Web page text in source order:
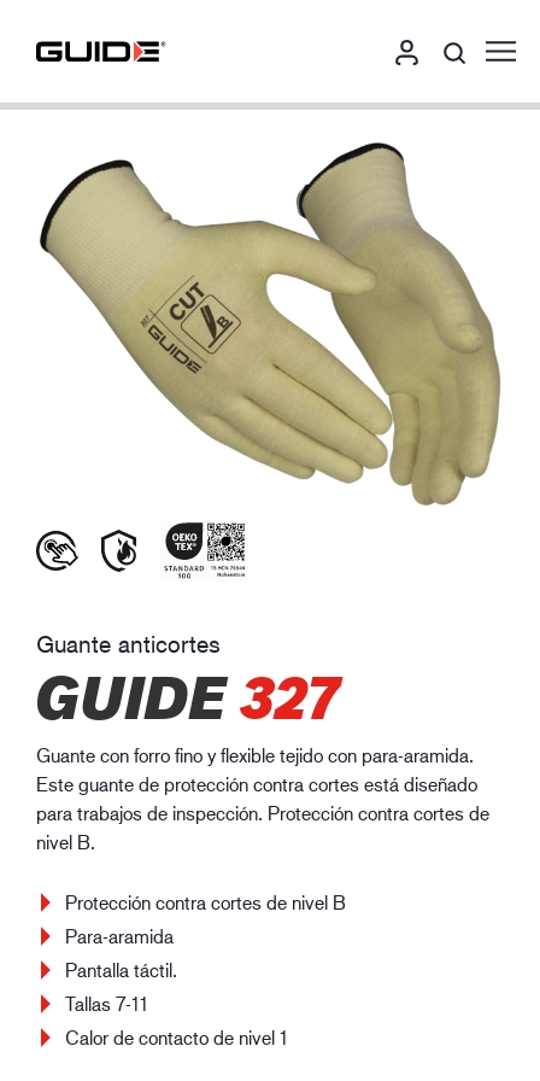
Guante anticortes
GUIDE327
Guante con forro fino y flexible tejido con para-aramida.
Este guante de protección contra cortes está diseñado
para trabajos de inspección. Protección contra cortes de
nivel B.
Protección contra cortes de nivel B
Para-aramida
Pantalla táctil.
Tallas 7-11
Calor de contacto de nivel 1